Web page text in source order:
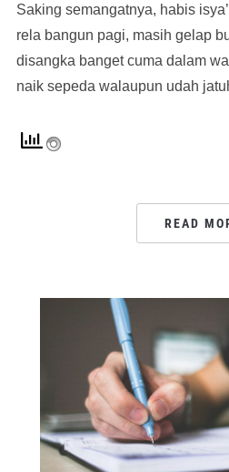
Saking semangatnya, habis
rela bangun pagi, masih gelap
disangka banget cuma dalam
naik sepeda walaupun udah
READ